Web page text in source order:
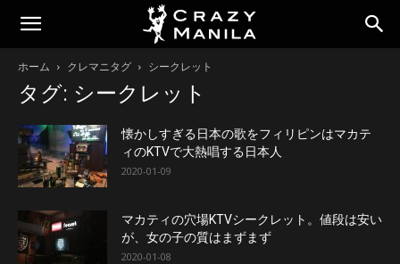
ホーム クレマニタグ シークレット
タグ: シークレット
懐かしすぎる日本の歌をフィリピンはマカテ
ィのKTVで大熱唱する日本人
2020-01-09
マカティの穴場KTVシークレット。値段は安い
が、女の子の質はまずまず
2020-01-08